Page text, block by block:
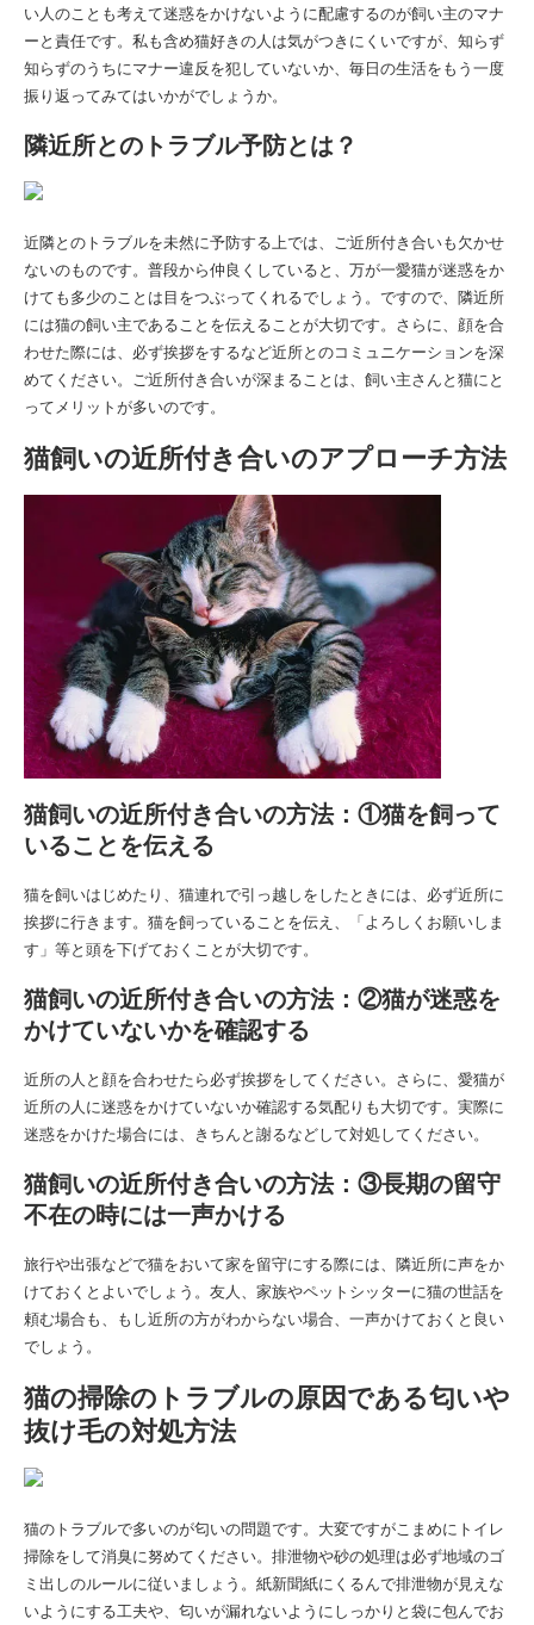
い人のことも考えて迷惑をかけないように配慮するのが飼い主のマナ
ーと責任です。私も含め猫好きの人は気がつきにくいですが、知らず
知らずのうちにマナー違反を犯していないか、毎日の生活をもう一度
振り返ってみてはいかがでしょうか。
隣近所とのトラブル予防とは？
近隣とのトラブルを未然に予防する上では、ご近所付き合いも欠かせ
ないのものです。普段から仲良くしていると、万が一愛猫が迷惑をか
けても多少のことは目をつぶってくれるでしょう。ですので、隣近所
には猫の飼い主であることを伝えることが大切です。さらに、顔を合
わせた際には、必ず挨拶をするなど近所とのコミュニケーションを深
めてください。ご近所付き合いが深まることは、飼い主さんと猫にと
ってメリットが多いのです。
猫飼いの近所付き合いのアプローチ方法
猫飼いの近所付き合いの方法：①猫を飼って
いることを伝える
猫を飼いはじめたり、猫連れで引っ越しをしたときには、必ず近所に
挨拶に行きます。猫を飼っていることを伝え、「よろしくお願いしま
す」等と頭を下げておくことが大切です。
猫飼いの近所付き合いの方法：②猫が迷惑を
かけていないかを確認する
近所の人と顔を合わせたら必ず挨拶をしてください。さらに、愛猫が
近所の人に迷惑をかけていないか確認する気配りも大切です。実際に
迷惑をかけた場合には、きちんと謝るなどして対処してください。
猫飼いの近所付き合いの方法：③長期の留守
不在の時には一声かける
旅行や出張などで猫をおいて家を留守にする際には、隣近所に声をか
けておくとよいでしょう。友人、家族やペットシッターに猫の世話を
頼む場合も、もし近所の方がわからない場合、一声かけておくと良い
でしょう。
猫の掃除のトラブルの原因である匂いや
抜け毛の対処方法
猫のトラブルで多いのが匂いの問題です。大変ですがこまめにトイレ
掃除をして消臭に努めてください。排泄物や砂の処理は必ず地域のゴ
ミ出しのルールに従いましょう。紙新聞紙にくるんで排泄物が見えな
いようにする工夫や、匂いが漏れないようにしっかりと袋に包んでお